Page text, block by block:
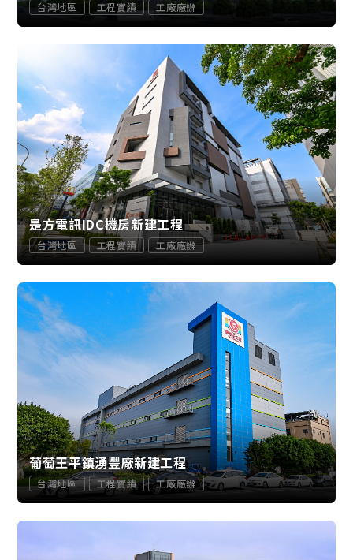
台灣地區 工程實績 工廠廠辦
是方電訊IDC機房新建工程
台灣地區 工程實績 工廠廠辦
葡萄王平鎮湧豐廠新建工程
台灣地區 工程實績 工廠廠辦